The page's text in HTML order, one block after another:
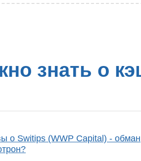
знать о
о Switips (WWP Capital) -